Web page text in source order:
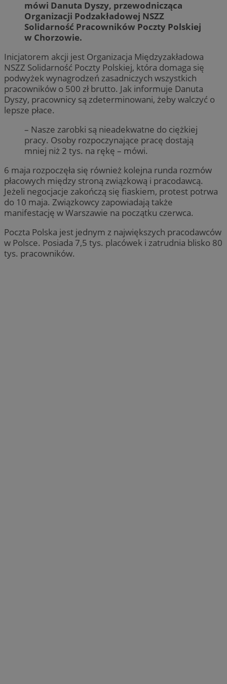
mówi Danuta Dyszy, przewodnicząca
Organizacji Podzakładowej NSZZ
Solidarność Pracowników Poczty Polskiej
w Chorzowie.
Inicjatorem akcji jest Organizacja Międzyzakładowa
NSZZ Solidarność Poczty Polskiej, która domaga się
podwyżek wynagrodzeń zasadniczych wszystkich
pracowników o 500 zł brutto. Jak informuje Danuta
Dyszy, pracownicy są zdeterminowani, żeby walczyć o
lepsze płace.
– Nasze zarobki są nieadekwatne do ciężkiej
pracy. Osoby rozpoczynające pracę dostają
mniej niż 2 tys. na rękę – mówi.
6 maja rozpoczęła się również kolejna runda rozmów
płacowych między stroną związkową i pracodawcą.
Jeżeli negocjacje zakończą się fiaskiem, protest potrwa
do 10 maja. Związkowcy zapowiadają także
manifestację w Warszawie na początku czerwca.
Poczta Polska jest jednym z największych pracodawców
w Polsce. Posiada 7,5 tys. placówek i zatrudnia blisko 80
tys. pracowników.